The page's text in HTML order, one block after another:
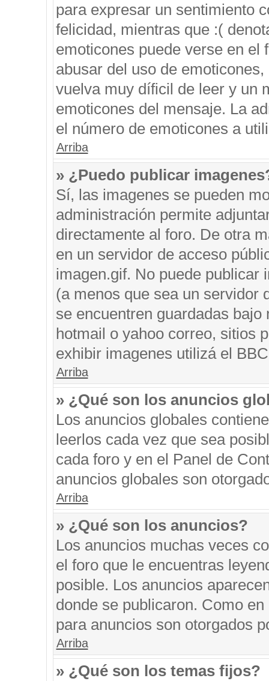
para expresar un sentimiento
felicidad, mientras que :(
emoticones puede verse en el
abusar del uso de
vuelva muy díficil de leer y un
emoticones del mensaje. La
el número de emoticones a
Arriba
» ¿Puedo publicar
Sí, las imagenes se pueden
administración permite
directamente al foro. De otra
en un servidor de acceso
imagen.gif. No puede publicar
(a menos que sea un servidor
se encuentren guardadas
hotmail o yahoo correo, sitios
exhibir imagenes utilizá el
Arriba
» ¿Qué son los anuncios
Los anuncios globales
leerlos cada vez que sea
cada foro y en el Panel de
anuncios globales son
Arriba
» ¿Qué son los anuncios?
Los anuncios muchas veces
el foro que le encuentras
posible. Los anuncios
donde se publicaron. Como
para anuncios son otorgados
Arriba
» ¿Qué son los temas fijos?